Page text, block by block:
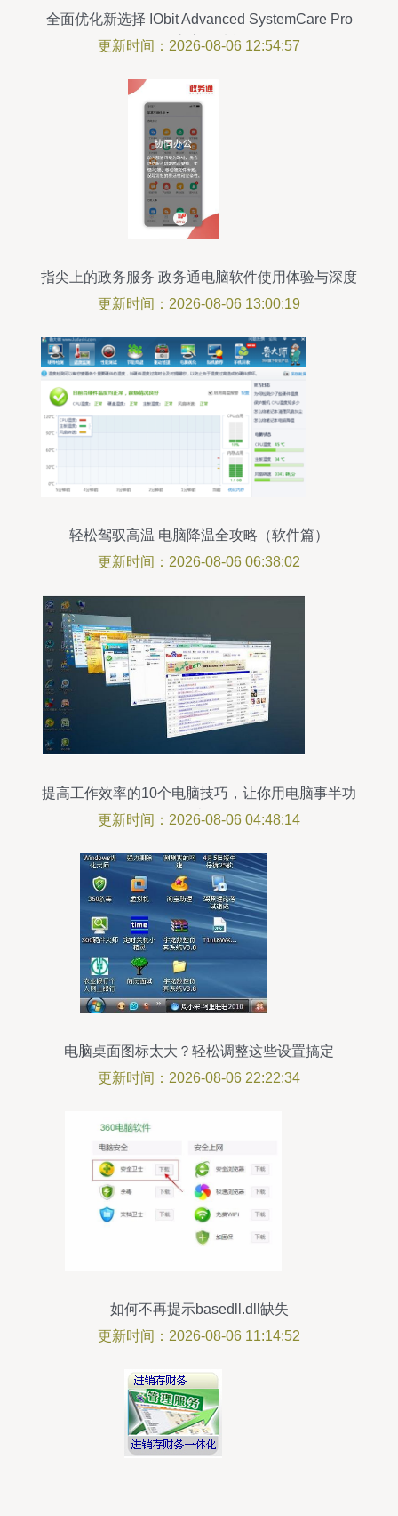
全面优化新选择 IObit Advanced SystemCare Pro
v14.0.3 官方版功能解析
更新时间：2026-08-06 12:54:57
指尖上的政务服务 政务通电脑软件使用体验与深度
解析
更新时间：2026-08-06 13:00:19
轻松驾驭高温 电脑降温全攻略（软件篇）
更新时间：2026-08-06 06:38:02
提高工作效率的10个电脑技巧，让你用电脑事半功
倍
更新时间：2026-08-06 04:48:14
电脑桌面图标太大？轻松调整这些设置搞定
更新时间：2026-08-06 22:22:34
如何不再提示basedll.dll缺失
更新时间：2026-08-06 11:14:52